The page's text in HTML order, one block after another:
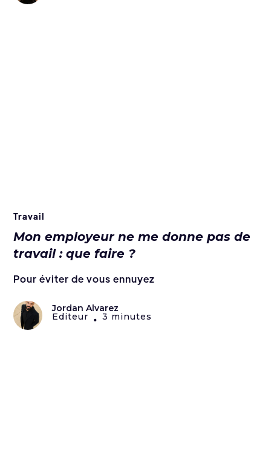
Travail
Mon employeur ne me donne pas de
travail : que faire ?
Pour éviter de vous ennuyez
Jordan Alvarez
Editeur • 3 minutes